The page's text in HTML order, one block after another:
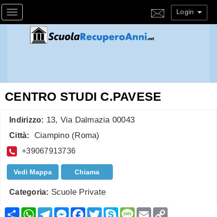
Toggle navigation Login
CENTRO STUDI C.PAVESE
Indirizzo: 13, Via Dalmazia 00043
Città: Ciampino (Roma)
+39067913736
Vedi Mappa Chiama
Categoria: Scuole Private
CondividiWhatsApp
TelegramMessenger
Facebook
TwitterSkypeMessage
Email